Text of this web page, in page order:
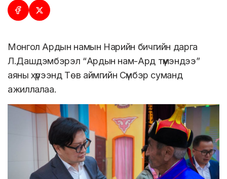
Монгол Ардын намын Нарийн бичгийн дарга
Л.Дашдэмбэрэл “Ардын нам-Ард түмэндээ”
аяны хүрээнд Төв аймгийн Сүмбэр суманд
ажиллалаа.